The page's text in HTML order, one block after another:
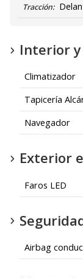
Tracción:
Interior
Climatizador
Tapicería
Navegador
Exterior
Faros LED
Airbag